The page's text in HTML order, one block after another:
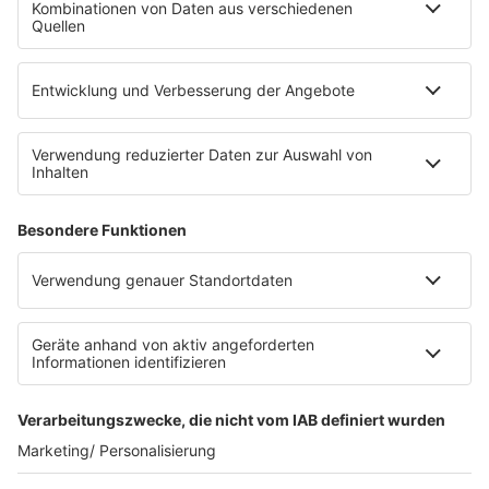
Die Uniklinik Tübingen hat ein neues Fahrradparkhaus
eröffnet. Direkt an der Medizinischen Klinik bietet es
E-Bikes über eine Photovoltaikanlage auf dem …
Impressum
Datenschutzerklärung
Datenschutzeinstellungen